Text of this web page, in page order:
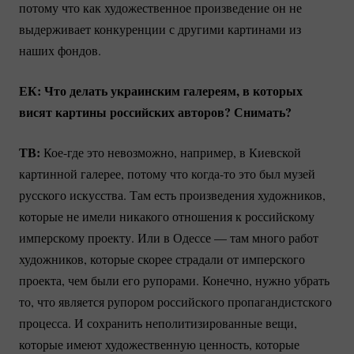
потому что как художественное произведение он не
выдерживает конкуренции с другими картинами из
наших фондов.
ЕК: Что делать украинским галереям, в которых
висят картины российских авторов? Снимать?
ТВ: Кое-где это невозможно, например, в Киевской
картинной галерее, потому чтокогда-то это был музей
русского искусства. Там есть произведения художников,
которые не имели никакого отношения к российскому
имперскому проекту. Или в Одессе — там много работ
художников, которые скорее страдали от имперского
проекта, чем были его рупорами. Конечно, нужно убрать
то, что является рупором российского пропагандистского
процесса. И сохранить неполитизированные вещи,
которые имеют художественную ценность, которые